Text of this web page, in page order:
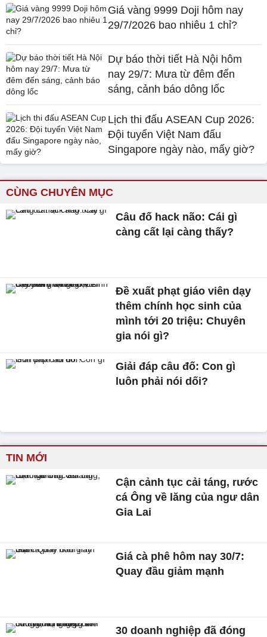
Giá vàng 9999 Doji hôm nay
29/7/2026 bao nhiêu 1 chỉ?
Dự báo thời tiết Hà Nội hôm
nay 29/7: Mưa từ đêm đến
sáng, cảnh báo dông lốc
Lịch thi đấu ASEAN Cup 2026:
Đội tuyển Việt Nam đấu
Singapore ngày nào, mấy giờ?
CÙNG CHUYÊN MỤC
Câu đố hack não: Cái gì
càng cất lại càng thấy?
Đề xuất phạt giáo viên dạy
thêm chính học sinh của
mình tới 20 triệu: Chuyên
gia nói gì?
Giải đáp câu đố: Con gì
luôn phải nói dối?
TIN MỚI
Cận cảnh tục cải táng, rước
cá Ông về lăng của ngư dân
Gia Lai
Giá cà phê hôm nay 30/7:
Quay đầu giảm mạnh
30 doanh nghiệp đã đóng